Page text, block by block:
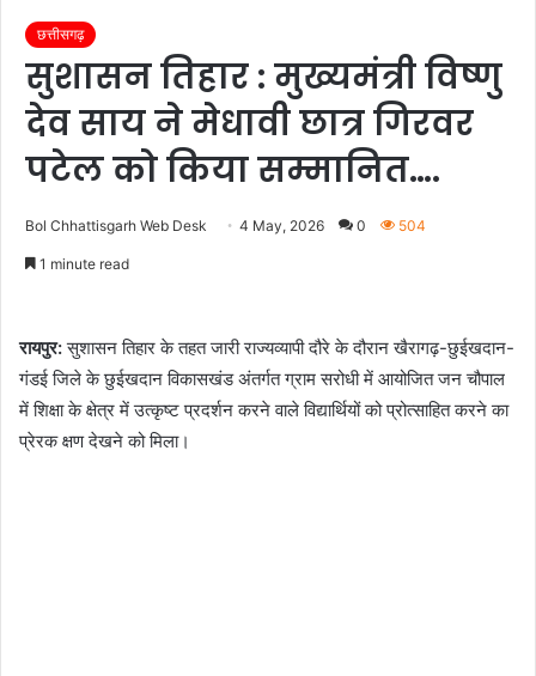
छत्तीसगढ़
सुशासन तिहार : मुख्यमंत्री विष्णु
देव साय ने मेधावी छात्र गिरवर
पटेल को किया सम्मानित….
Bol Chhattisgarh Web Desk 4 May, 2026 0 504
1 minute read
रायपुर:सुशासन तिहार के तहत जारी राज्यव्यापी दौरे के दौरान खैरागढ़-छुईखदान-
गंडई जिले के छुईखदान विकासखंड अंतर्गत ग्राम सरोधी में आयोजित जन चौपाल
में शिक्षा के क्षेत्र में उत्कृष्ट प्रदर्शन करने वाले विद्यार्थियों को प्रोत्साहित करने का
प्रेरक क्षण देखने को मिला।